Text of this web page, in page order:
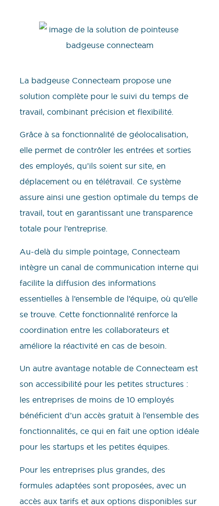
La badgeuse Connecteam propose une
solution complète pour le suivi du temps de
travail, combinant précision et flexibilité.
Grâce à sa fonctionnalité de géolocalisation,
elle permet de contrôler les entrées et sorties
des employés, qu’ils soient sur site, en
déplacement ou en télétravail. Ce système
assure ainsi une gestion optimale du temps de
travail, tout en garantissant une transparence
totale pour l’entreprise.
Au-delà du simple pointage, Connecteam
intègre un canal de communication interne qui
facilite la diffusion des informations
essentielles à l’ensemble de l’équipe, où qu’elle
se trouve. Cette fonctionnalité renforce la
coordination entre les collaborateurs et
améliore la réactivité en cas de besoin.
Un autre avantage notable de Connecteam est
son accessibilité pour les petites structures :
les entreprises de moins de 10 employés
bénéficient d’un accès gratuit à l’ensemble des
fonctionnalités, ce qui en fait une option idéale
pour les startups et les petites équipes.
Pour les entreprises plus grandes, des
formules adaptées sont proposées, avec un
accès aux tarifs et aux options disponibles sur